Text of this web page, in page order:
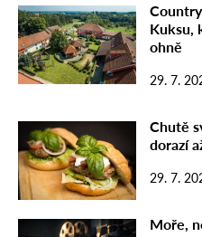
Kuksu,
ohně
29. 7.
Chutě
dorazí
29. 7.
Moře,